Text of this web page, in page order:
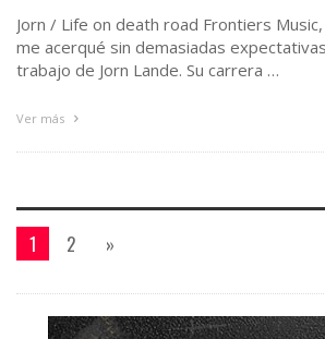
Jorn / Life on death road Frontiers
me acerqué sin demasiadas
trabajo de Jorn Lande. Su carrera …
Ver más
1 2 »